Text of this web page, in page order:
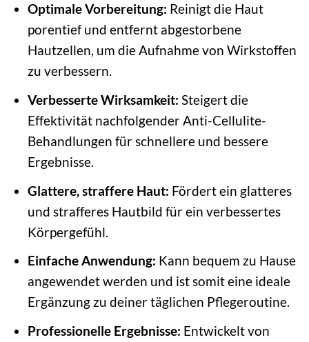
Optimale Vorbereitung: Reinigt die Haut
porentief und entfernt abgestorbene
Hautzellen, um die Aufnahme von Wirkstoffen
zu verbessern.
Verbesserte Wirksamkeit: Steigert die
Effektivität nachfolgender Anti-Cellulite-
Behandlungen für schnellere und bessere
Ergebnisse.
Glattere, straffere Haut: Fördert ein glatteres
und strafferes Hautbild für ein verbessertes
Körpergefühl.
Einfache Anwendung: Kann bequem zu Hause
angewendet werden und ist somit eine ideale
Ergänzung zu deiner täglichen Pflegeroutine.
Professionelle Ergebnisse: Entwickelt von